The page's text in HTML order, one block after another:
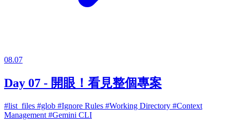
08.07
Day 07 - 開眼！看見整個專案
#list_files #glob #Ignore Rules #Working Directory #Context
Management #Gemini CLI